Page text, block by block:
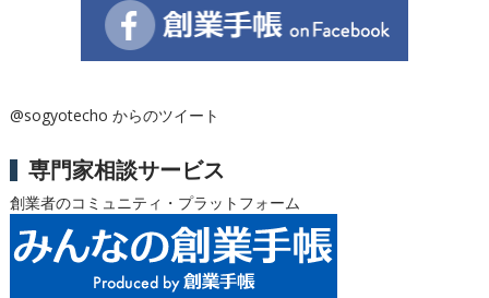
@sogyotecho からのツイート
専門家相談サービス
創業者のコミュニティ・プラットフォーム